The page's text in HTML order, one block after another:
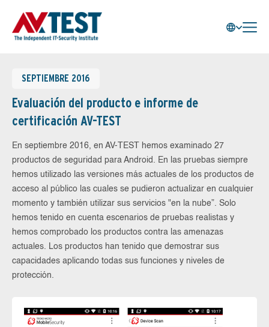
SEPTIEMBRE 2016
Evaluación del producto e informe de
certificación AV-TEST
En septiembre 2016, en AV-TEST hemos examinado 27
productos de seguridad para Android. En las pruebas siempre
hemos utilizado las versiones más actuales de los productos de
acceso al público las cuales se pudieron actualizar en cualquier
momento y también utilizar sus servicios "en la nube”. Solo
hemos tenido en cuenta escenarios de pruebas realistas y
hemos comprobado los productos contra las amenazas
actuales. Los productos han tenido que demostrar sus
capacidades aplicando todas sus funciones y niveles de
protección.